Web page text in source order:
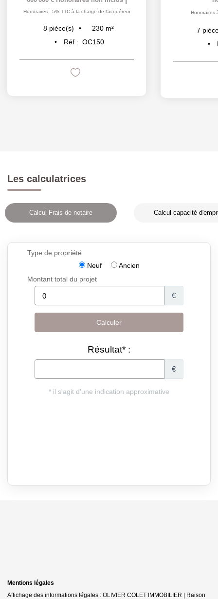
Honoraires : 5% TTC à la charge de l'acquéreur
8 pièce(s) 230 m²
Réf : OC150
Honoraires
7
Les calculatrices
Calcul Frais de notaire Calcul capacité
Mentions légales
Affichage des informations légales : OLIVIER COLET IMMOBILIER | Raison